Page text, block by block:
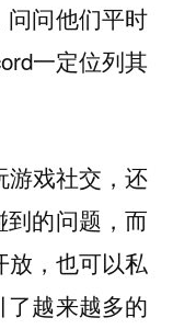
问他们平时
一定位列其
游戏社交，还
的问题，而
放，也可以私
越来越多的